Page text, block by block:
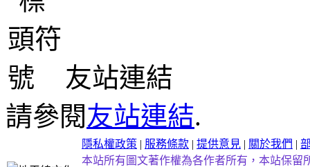
友站連結
請參閱友站連結.
隱私權政策 | 服務條款 | 提供意見 | 關於我們 |
本站所有圖文著作權為各作者所有，本站保留